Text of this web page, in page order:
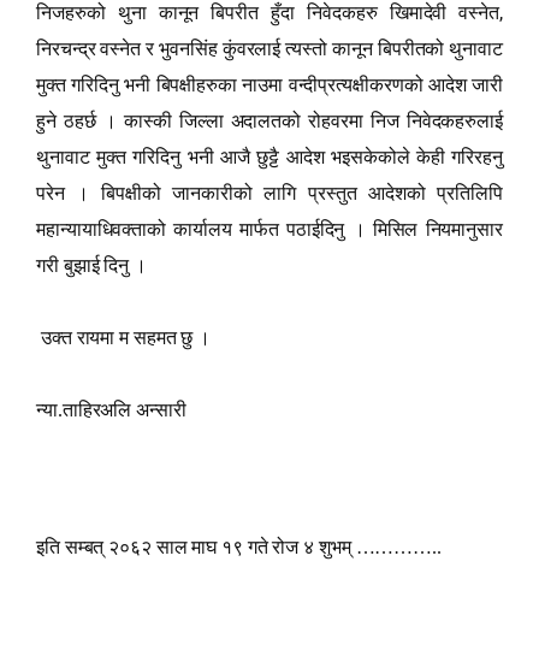
निजहरुको थुना कानून बिपरीत हुँदा निवेदकहरु खिमादेवी वस्नेत,
निरचन्द्र वस्नेत र भुवनसिंह कुंवरलाई त्यस्तो कानून बिपरीतको थुनावाट
मुक्त गरिदिनु भनी बिपक्षीहरुका नाउमा वन्दीप्रत्यक्षीकरणको आदेश जारी
हुने ठहर्छ । कास्की जिल्ला अदालतको रोहवरमा निज निवेदकहरुलाई
थुनावाट मुक्त गरिदिनु भनी आजै छुट्टै आदेश भइसकेकोले केही गरिरहनु
परेन । बिपक्षीको जानकारीको लागि प्रस्तुत आदेशको प्रतिलिपि
महान्यायाधिवक्ताको कार्यालय मार्फत पठाईदिनु । मिसिल नियमानुसार
गरी बुझाई दिनु ।
उक्त रायमा म सहमत छु ।
न्या.ताहिरअलि अन्सारी
इति सम्बत् २०६२ साल माघ १९ गते रोज ४ शुभम् …………..